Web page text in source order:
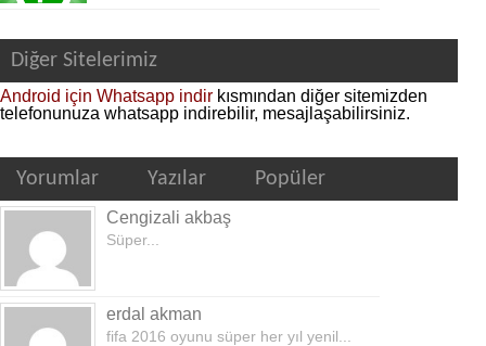
Diğer Sitelerimiz
Android için Whatsapp indir kısmından diğer sitemizden
telefonunuza whatsapp indirebilir, mesajlaşabilirsiniz.
Yorumlar Yazılar Popüler
Cengizali akbaş
Süper...
erdal akman
fifa 2016 oyunu süper her yıl yenil...